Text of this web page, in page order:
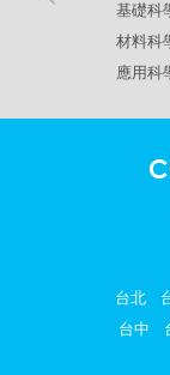
基礎科
材料科
應用科
台北
台中